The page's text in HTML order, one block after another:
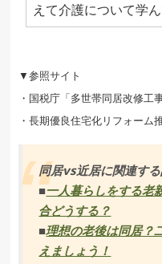
えて介護について学ん
▼参照サイト
・国税庁「多世帯同居改修工
・長期優良住宅化リフォーム
同居vs近居に関連す
■一人暮らしをする老
合どうする？
■理想の老後は同居？
えましょう！